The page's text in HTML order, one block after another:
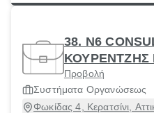
38. Ν6
ΚΟΥΡΕΝΤΖΗΣ
Προβολή
Συστήματα Οργανώσεως
Φωκίδας 4, Κερατσίνι,